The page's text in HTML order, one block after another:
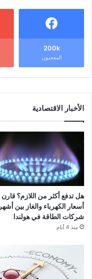
200k
المعجبون
الأخبار الاقتصادية
هل تدفع أكثر من اللازم؟ قارن
أسعار الكهرباء والغاز بين أشهر
شركات الطاقة في هولندا
منذ 4 أيام